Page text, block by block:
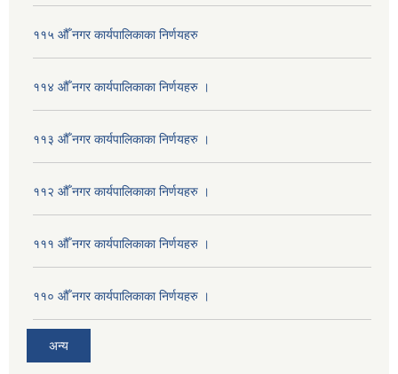
११५ औँ नगर कार्यपालिकाका निर्णयहरु
११४ औँ नगर कार्यपालिकाका निर्णयहरु ।
११३ औँ नगर कार्यपालिकाका निर्णयहरु ।
११२ औँ नगर कार्यपालिकाका निर्णयहरु ।
१११ औँ नगर कार्यपालिकाका निर्णयहरु ।
११० औँ नगर कार्यपालिकाका निर्णयहरु ।
अन्य